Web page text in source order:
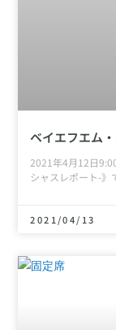
ベイエフエム
2021年4月12日
シャスレポート-》
2021/04/13